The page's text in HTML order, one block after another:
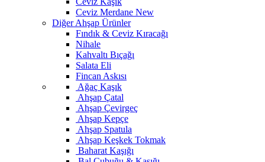
Ceviz Merdane New
Diğer Ahşap Ürünler
Fındık & Ceviz Kıracağı
Nihale
Kahvaltı Bıçağı
Salata Eli
Fincan Askısı
Ağaç Kaşık
Ahşap Çatal
Ahşap Çevirgeç
Ahşap Kepçe
Ahşap Spatula
Ahşap Keşkek Tokmak
Baharat Kaşığı